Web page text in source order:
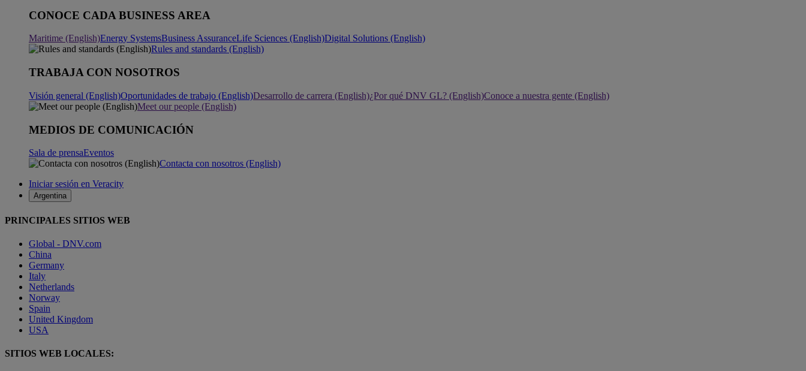
CONOCE CADA BUSINESS AREA
Maritime (English)Energy SystemsBusiness AssuranceLife Sciences (English)Digital Solutions (English)
Rules and standards (English)
TRABAJA CON NOSOTROS
Visión general (English)Oportunidades de trabajo (English)Desarrollo de carrera (English)¿Por qué DNV GL? (English)Conoce a nuestra gente (English)
Meet our people (English)
MEDIOS DE COMUNICACIÓN
Sala de prensaEventos
Contacta con nosotros (English)
Iniciar sesión en Veracity
Argentina
PRINCIPALES SITIOS WEB
Global - DNV.com
China
Germany
Italy
Netherlands
Norway
Spain
United Kingdom
USA
SITIOS WEB LOCALES: